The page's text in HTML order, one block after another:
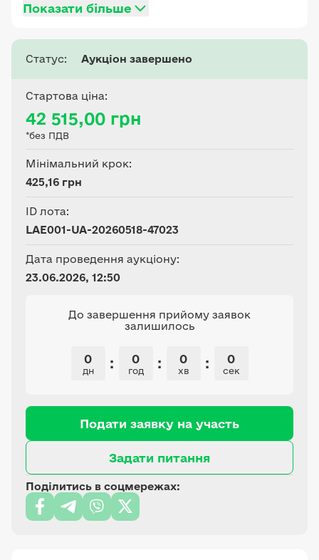
територіальна громада
Показати більше
Статус: Аукціон завершено
Стартова ціна:
42 515,00 грн
*без ПДВ
Мінімальний крок:
425,16 грн
ID лота:
LAE001-UA-20260518-47023
Дата проведення аукціону:
23.06.2026, 12:50
До завершення прийому заявок
залишилось
0
дн : 0
год : 0
хв : 0
сек
Подати заявку на участь
Задати питання
Поділитись в соцмережах: